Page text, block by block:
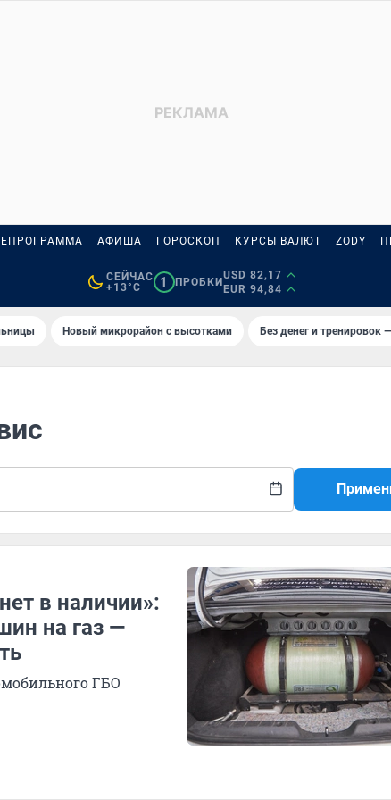
АФИША ГОРОСКОП КУРСЫ ВАЛЮТ ZODY
СЕЙЧАС
+13°C
1 ПРОБКИ
USD 82,17
EUR 94,84
Новый микрорайон с высотками Без денег и тренировок
в наличии»:
на газ —
ГБО